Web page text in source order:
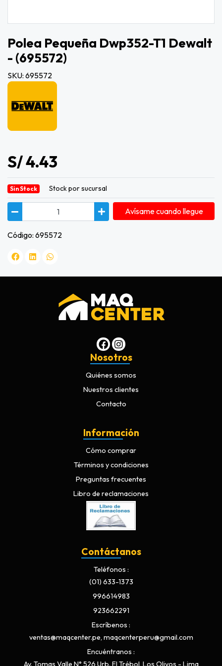
Polea Pequeña Dwp352-T1 Dewalt
- (695572)
SKU: 695572
S/ 4.43
Sin Stock Stock por sucursal
Avísame cuando llegue
Código: 695572
Nosotros
Quiénes somos
Nuestros clientes
Contacto
Información
Cómo comprar
Términos y condiciones
Preguntas frecuentes
Libro de reclamaciones
Contáctanos
Teléfonos
(01) 633-1373
996614983
923662291
Escríbenos
ventas@maqcenter.pe, maqcenterperu@gmail.com
Encuéntranos
Av. Tomas Valle N° 526 Urb. El Trébol, Los Olivos - Lima